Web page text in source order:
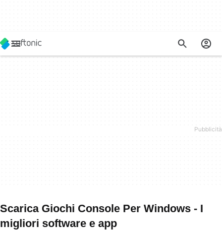
Scarica Giochi Console Per Windows - I
migliori software e app